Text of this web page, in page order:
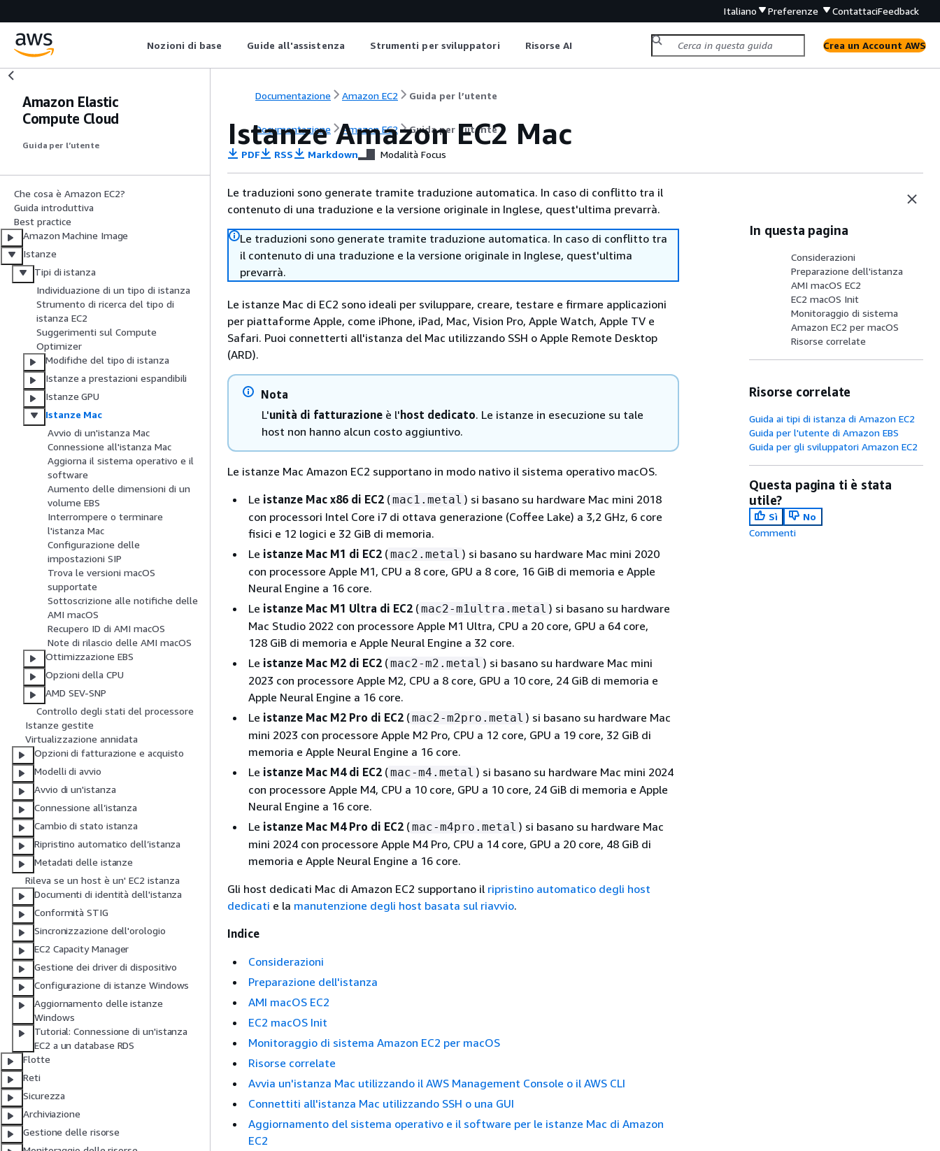
Italiano Preferenze ContattaciFeedback
Nozioni di base Guide all'assistenza Strumenti per sviluppatori Risorse AI Crea un Account AWS
Amazon Elastic
Compute Cloud
Guida per l’utente
Che cosa è Amazon EC2?
Guida introduttiva
Best practice
Amazon Machine Image
Istanze
Tipi di istanza
Individuazione di un tipo di istanza
Strumento di ricerca del tipo di
istanza EC2
Suggerimenti sul Compute
Optimizer
Modifiche del tipo di istanza
Istanze a prestazioni espandibili
Istanze GPU
Istanze Mac
Avvio di un'istanza Mac
Connessione all'istanza Mac
Aggiorna il sistema operativo e il
software
Aumento delle dimensioni di un
volume EBS
Interrompere o terminare
l'istanza Mac
Configurazione delle
impostazioni SIP
Trova le versioni macOS
supportate
Sottoscrizione alle notifiche delle
AMI macOS
Recupero ID di AMI macOS
Note di rilascio delle AMI macOS
Ottimizzazione EBS
Opzioni della CPU
AMD SEV-SNP
Controllo degli stati del processore
Istanze gestite
Virtualizzazione annidata
Opzioni di fatturazione e acquisto
Modelli di avvio
Avvio di un'istanza
Connessione all’istanza
Cambio di stato istanza
Ripristino automatico dell’istanza
Metadati delle istanze
Rileva se un host è un' EC2 istanza
Documenti di identità dell'istanza
Conformità STIG
Sincronizzazione dell'orologio
EC2 Capacity Manager
Gestione dei driver di dispositivo
Configurazione di istanze Windows
Aggiornamento delle istanze
Windows
Tutorial: Connessione di un'istanza
EC2 a un database RDS
Flotte
Reti
Sicurezza
Archiviazione
Gestione delle risorse
Documentazione Amazon EC2 Guida per l’utente
Documentazione Amazon EC2 Guida per l’utente
Istanze Amazon EC2 Mac
PDF RSS Markdown Modalità Focus
Le traduzioni sono generate tramite traduzione automatica. In caso di conflitto tra il
contenuto di una traduzione e la versione originale in Inglese, quest'ultima prevarrà.
Le traduzioni sono generate tramite traduzione automatica. In caso di conflitto tra
il contenuto di una traduzione e la versione originale in Inglese, quest'ultima
prevarrà.
Le istanze Mac di EC2 sono ideali per sviluppare, creare, testare e firmare applicazioni
per piattaforme Apple, come iPhone, iPad, Mac, Vision Pro, Apple Watch, Apple TV e
Safari. Puoi connetterti all'istanza del Mac utilizzando SSH o Apple Remote Desktop
(ARD).
Nota
L'unità di fatturazione è l' host dedicato. Le istanze in esecuzione su tale
host non hanno alcun costo aggiuntivo.
Le istanze Mac Amazon EC2 supportano in modo nativo il sistema operativo macOS.
Le istanze Mac x86 di EC2 (mac1.metal ) si basano su hardware Mac mini 2018
con processori Intel Core i7 di ottava generazione (Coffee Lake) a 3,2 GHz, 6 core
fisici e 12 logici e 32 GiB di memoria.
Le istanze Mac M1 di EC2 (mac2.metal ) si basano su hardware Mac mini 2020
con processore Apple M1, CPU a 8 core, GPU a 8 core, 16 GiB di memoria e Apple
Neural Engine a 16 core.
Le istanze Mac M1 Ultra di EC2 (mac2-m1ultra.metal ) si basano su hardware
Mac Studio 2022 con processore Apple M1 Ultra, CPU a 20 core, GPU a 64 core,
128 GiB di memoria e Apple Neural Engine a 32 core.
Le istanze Mac M2 di EC2 (mac2-m2.metal ) si basano su hardware Mac mini
2023 con processore Apple M2, CPU a 8 core, GPU a 10 core, 24 GiB di memoria e
Apple Neural Engine a 16 core.
Le istanze Mac M2 Pro di EC2 (mac2-m2pro.metal ) si basano su hardware Mac
mini 2023 con processore Apple M2 Pro, CPU a 12 core, GPU a 19 core, 32 GiB di
memoria e Apple Neural Engine a 16 core.
Le istanze Mac M4 di EC2 (mac-m4.metal ) si basano su hardware Mac mini 2024
con processore Apple M4, CPU a 10 core, GPU a 10 core, 24 GiB di memoria e Apple
Neural Engine a 16 core.
Le istanze Mac M4 Pro di EC2 (mac-m4pro.metal ) si basano su hardware Mac
mini 2024 con processore Apple M4 Pro, CPU a 14 core, GPU a 20 core, 48 GiB di
memoria e Apple Neural Engine a 16 core.
Gli host dedicati Mac di Amazon EC2 supportano il ripristino automatico degli host
dedicati e la manutenzione degli host basata sul riavvio.
Indice
Considerazioni
Preparazione dell'istanza
AMI macOS EC2
EC2 macOS Init
Monitoraggio di sistema Amazon EC2 per macOS
Risorse correlate
Avvia un'istanza Mac utilizzando il AWS Management Console o il AWS CLI
Connettiti all'istanza Mac utilizzando SSH o una GUI
Aggiornamento del sistema operativo e il software per le istanze Mac di Amazon
EC2
In questa pagina
Considerazioni
Preparazione dell'istanza
AMI macOS EC2
EC2 macOS Init
Monitoraggio di sistema
Amazon EC2 per macOS
Risorse correlate
Risorse correlate
Guida ai tipi di istanza di Amazon EC2
Guida per l'utente di Amazon EBS
Guida per gli sviluppatori Amazon EC2
Questa pagina ti è stata
utile?
Sì
No
Commenti